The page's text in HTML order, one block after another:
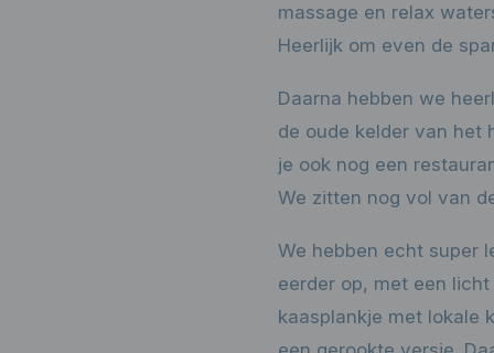
massage en relax
Heerlijk om even de
Daarna hebben we
de oude kelder van het
je ook nog een
We zitten nog vol van
We hebben echt super
eerder op, met een
kaasplankje met lokale